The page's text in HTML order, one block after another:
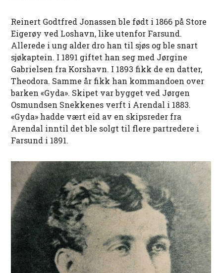
Reinert Godtfred Jonassen ble født i 1866 på Store
Eigerøy ved Loshavn, like utenfor Farsund.
Allerede i ung alder dro han til sjøs og ble snart
sjøkaptein. I 1891 giftet han seg med Jørgine
Gabrielsen fra Korshavn. I 1893 fikk de en datter,
Theodora. Samme år fikk han kommandoen over
barken «Gyda». Skipet var bygget ved Jørgen
Osmundsen Snekkenes verft i Arendal i 1883.
«Gyda» hadde vært eid av en skipsreder fra
Arendal inntil det ble solgt til flere partredere i
Farsund i 1891.